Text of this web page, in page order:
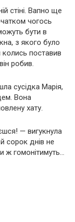
стіні. Вапно ще
чогось
бути в
з якого було
поставив
робив.
сусідка Марія,
Вона
хату.
— вигукнула
сорок днів не
ж гомонітимуть…